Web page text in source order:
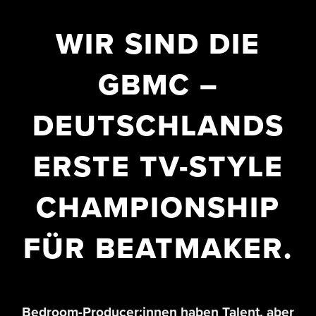
WIR SIND DIE
GBMC –
DEUTSCHLANDS
ERSTE TV-STYLE
CHAMPIONSHIP
FÜR BEATMAKER.
Bedroom-Producer:innen haben Talent, aber